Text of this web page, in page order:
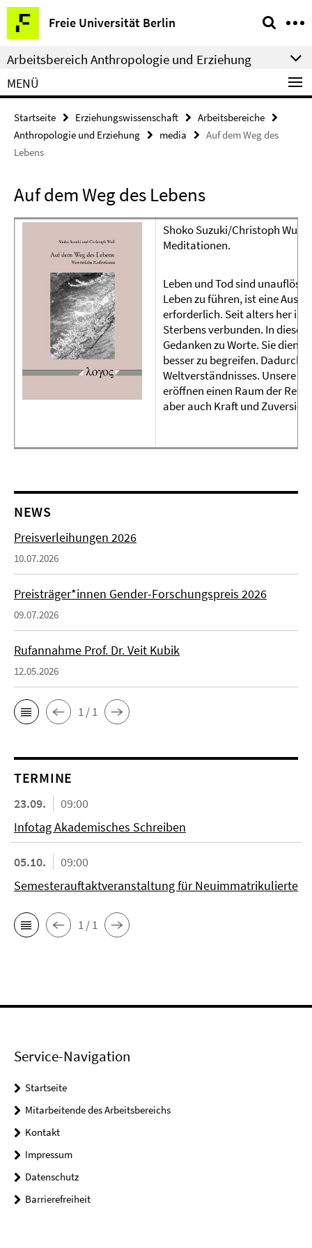
Springe
direkt
zu
Inhalt
Freie Universität Berlin
Service-
Navigation
Arbeitsbereich Anthropologie und Erziehung
MENÜ
Startseite Erziehungswissenschaft
Arbeitsbereiche
Anthropologie und Erziehung
media
Auf dem Weg des
Lebens
Auf dem Weg des Lebens
Shoko Suzuki/Christoph Wulf:
Meditationen.
Leben und Tod sind
Leben zu führen, ist eine
erforderlich. Seit alters her ist
Sterbens verbunden. In
Gedanken zu Worte. Sie
besser zu begreifen. Dadurch
Weltverständnisses. Unsere
eröffnen einen Raum der
aber auch Kraft und
NEWS
Preisverleihungen 2026
10.07.2026
Preisträger*innen Gender-Forschungspreis 2026
09.07.2026
Rufannahme Prof. Dr. Veit Kubik
12.05.2026
1 / 1
TERMINE
23.09.
09:00
Infotag Akademisches Schreiben
05.10.
09:00
Semesterauftaktveranstaltung für Neuimmatrikulierte
1 / 1
Service-Navigation
Startseite
Mitarbeitende des Arbeitsbereichs
Kontakt
Impressum
Datenschutz
Barrierefreiheit